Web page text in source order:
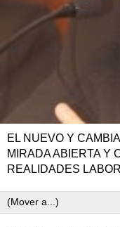
EL NUEVO Y
MIRADA ABIERTA Y
REALIDADES